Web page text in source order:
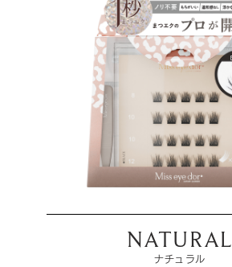
NATURAL
ナチュラル